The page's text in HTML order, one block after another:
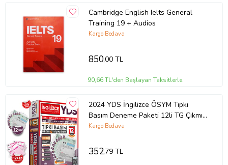
Cambridge English Ielts General
Training 19 + Audios
Kargo Bedava
850,00 TL
90,66 TL'den Başlayan Taksitlerle
2024 YDS İngilizce ÖSYM Tıpkı
Basım Deneme Paketi 12li TG Çıkmış
Soru Kitapçıkla
Kargo Bedava
352,79 TL